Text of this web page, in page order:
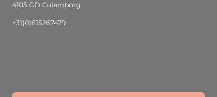
4105 GD Culemborg
+31(0)615267479